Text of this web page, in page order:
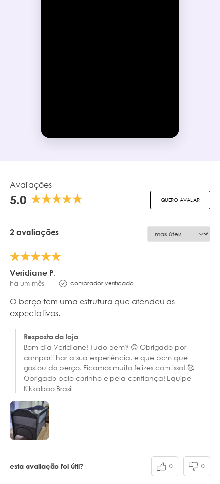
Avaliações
5.0 QUERO AVALIAR
2 avaliações
Veridiane P.
há um mês comprador verificado
O berço tem uma estrutura que atendeu as
expectativas.
Resposta da loja
Bom dia Veridiane! Tudo bem? 😊 Obrigado por
compartilhar a sua experiência, e que bom que
gostou do berço. Ficamos muito felizes com isso! 🥰
Obrigado pelo carinho e pela confiança! Equipe
Kikkaboo Brasil
esta avaliação foi útil? 0 0